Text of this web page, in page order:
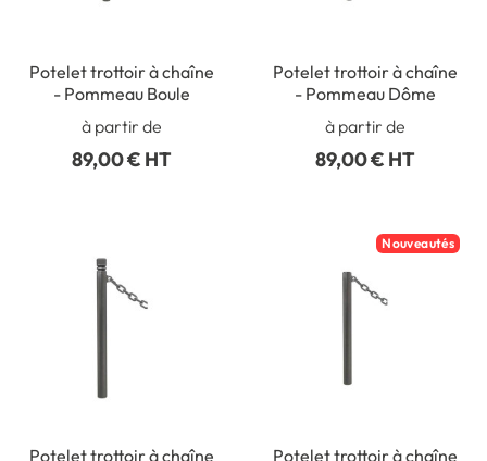
Potelet trottoir à chaîne
- Pommeau Boule
à partir de
89,00 € HT
Potelet trottoir à chaîne
- Pommeau Dôme
à partir de
89,00 € HT
Potelet trottoir à chaîne
Nouveautés
Potelet trottoir à chaîne